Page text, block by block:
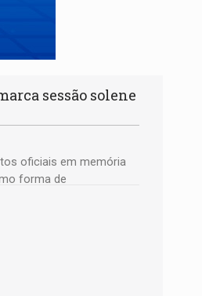
sessão solene
oficiais em memória
forma de